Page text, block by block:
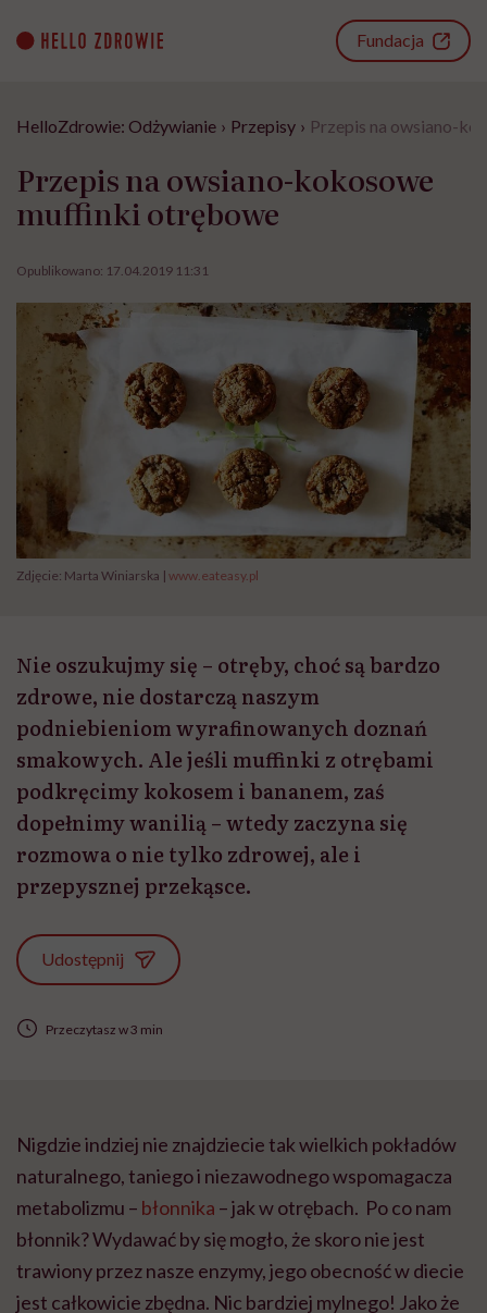
content
Fundacja
HelloZdrowie: Odżywianie › Przepisy › Przepis na owsiano-
Przepis na owsiano-kokosowe
muffinki otrębowe
Opublikowano: 17.04.2019 11:31
Zdjęcie: Marta Winiarska | www.eateasy.pl
Nie oszukujmy się – otręby, choć są bardzo
zdrowe, nie dostarczą naszym
podniebieniom wyrafinowanych doznań
smakowych. Ale jeśli muffinki z otrębami
podkręcimy kokosem i bananem, zaś
dopełnimy wanilią – wtedy zaczyna się
rozmowa o nie tylko zdrowej, ale i
przepysznej przekąsce.
Udostępnij
Przeczytasz w 3 min
Nigdzie indziej nie znajdziecie tak wielkich pokładów
naturalnego, taniego i niezawodnego wspomagacza
metabolizmu – błonnika – jak w otrębach. Po co nam
błonnik? Wydawać by się mogło, że skoro nie jest
trawiony przez nasze enzymy, jego obecność w diecie
jest całkowicie zbędna. Nic bardziej mylnego! Jako że